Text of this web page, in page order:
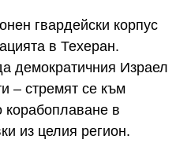
гвардейски корпус
в Техеран.
демократичния Израел
– стремят се към
корабоплаване в
из целия регион.